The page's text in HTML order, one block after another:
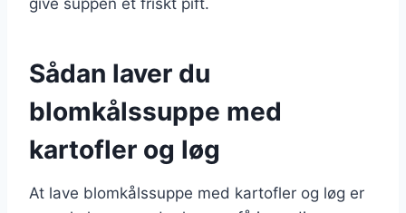
Sådan laver du
blomkålssuppe med
kartofler og løg
At lave blomkålssuppe med kartofler og løg er